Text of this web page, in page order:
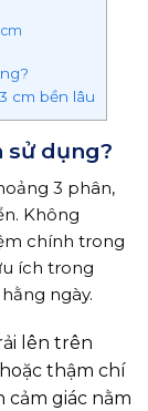
cm bền lâu
sử dụng?
3 phân,
Không
chính trong
ích trong
ngày.
lên trên
thậm chí
cảm giác nằm